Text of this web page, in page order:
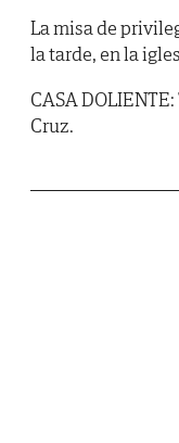
La misa de
la tarde, en la
CASA
Cruz.